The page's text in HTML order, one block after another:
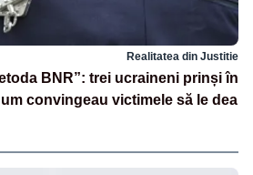
Realitatea din Justitie
BNR”: trei ucraineni prinși în
convingeau victimele să le dea